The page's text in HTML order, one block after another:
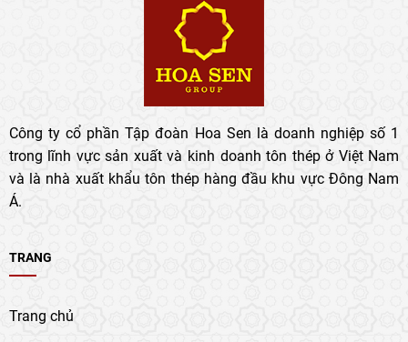
Công ty cổ phần Tập đoàn Hoa Sen là doanh nghiệp số 1
trong lĩnh vực sản xuất và kinh doanh tôn thép ở Việt Nam
và là nhà xuất khẩu tôn thép hàng đầu khu vực Đông Nam
Á.
TRANG
Trang chủ